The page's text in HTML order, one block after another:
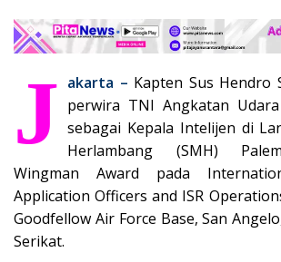
J akarta – Kapten Sus Hendro
perwira TNI Angkatan
sebagai Kepala Intelijen di
Herlambang (SMH)
Wingman Award pada
Application Officers and ISR
Goodfellow Air Force Base, San
Serikat.